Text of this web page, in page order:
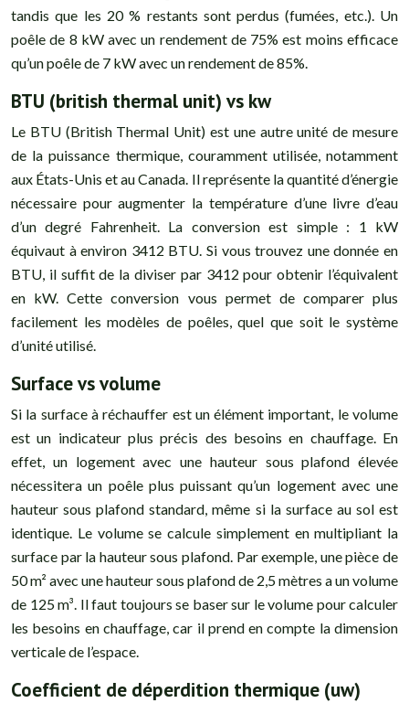
tandis que les 20 % restants sont perdus (fumées, etc.). Un
poêle de 8 kW avec un rendement de 75% est moins efficace
qu’un poêle de 7 kW avec un rendement de 85%.
BTU (british thermal unit) vs kw
Le BTU (British Thermal Unit) est une autre unité de mesure
de la puissance thermique, couramment utilisée, notamment
aux États-Unis et au Canada. Il représente la quantité d’énergie
nécessaire pour augmenter la température d’une livre d’eau
d’un degré Fahrenheit. La conversion est simple : 1 kW
équivaut à environ 3412 BTU. Si vous trouvez une donnée en
BTU, il suffit de la diviser par 3412 pour obtenir l’équivalent
en kW. Cette conversion vous permet de comparer plus
facilement les modèles de poêles, quel que soit le système
d’unité utilisé.
Surface vs volume
Si la surface à réchauffer est un élément important, le volume
est un indicateur plus précis des besoins en chauffage. En
effet, un logement avec une hauteur sous plafond élevée
nécessitera un poêle plus puissant qu’un logement avec une
hauteur sous plafond standard, même si la surface au sol est
identique. Le volume se calcule simplement en multipliant la
surface par la hauteur sous plafond. Par exemple, une pièce de
50 m² avec une hauteur sous plafond de 2,5 mètres a un volume
de 125 m³. Il faut toujours se baser sur le volume pour calculer
les besoins en chauffage, car il prend en compte la dimension
verticale de l’espace.
Coefficient de déperdition thermique (uw)